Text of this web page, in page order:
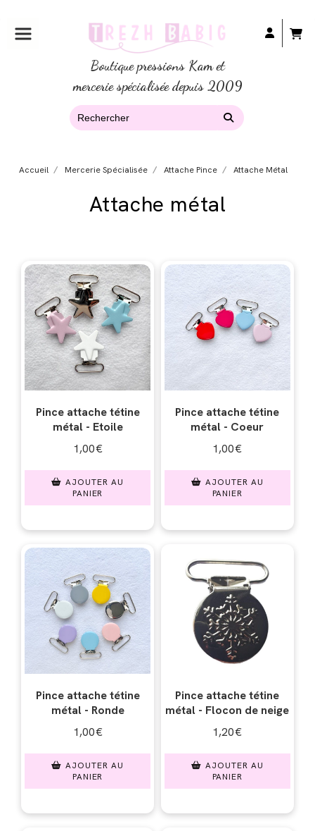
Boutique pressions Kam et
mercerie spécialisée depuis 2009
Accueil Mercerie Spécialisée Attache Pince Attache Métal
Attache métal
Pince attache tétine
métal - Etoile
1,00€
AJOUTER AU
PANIER
Pince attache tétine
métal - Coeur
1,00€
AJOUTER AU
PANIER
Pince attache tétine
métal - Ronde
1,00€
AJOUTER AU
PANIER
Pince attache tétine
métal - Flocon de neige
1,20€
AJOUTER AU
PANIER